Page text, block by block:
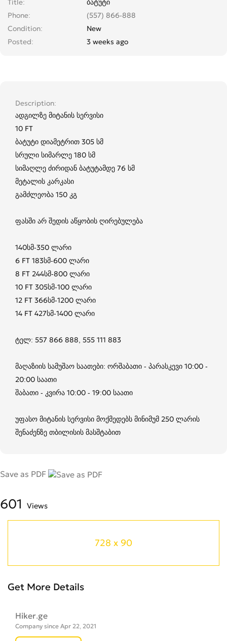
Title
ბატუტი
Phone
(557) 866-888
Condition
New
Posted
3 weeks ago
Description
ადგილზე მიტანის სერვისი
10 FT
ბატუტი დიამეტრით 305 სმ
სრული სიმარლე 180 სმ
სიმაღლე ძირიდან ბატუტამდე 76 სმ
მეტალის კარკასი
გამძლეობა 150 კგ
ფასში არ შედის აწყობის ღირებულება
140სმ-350 ლარი
6 FT 183სმ-600 ლარი
8 FT 244სმ-800 ლარი
10 FT 305სმ-100 ლარი
12 FT 366სმ-1200 ლარი
14 FT 427სმ-1400 ლარი
ტელ: 557 866 888, 555 111 883
მაღაზიის სამუშაო საათები: ორშაბათი - პარასკევი 10:00 -
20:00 საათი
შაბათი - კვირა 10:00 - 19:00 საათი
უფასო მიტანის სერვისი მოქმედებს მინიმუმ 250 ლარის
შენაძენზე თბილისის მასშტაბით
Save as PDF
601 Views
728 x 90
Get More Details
Hiker.ge
Company since Apr 22, 2021